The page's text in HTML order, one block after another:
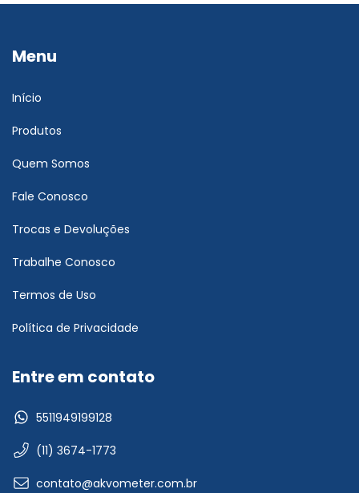
Menu
Início
Produtos
Quem Somos
Fale Conosco
Trocas e Devoluções
Trabalhe Conosco
Termos de Uso
Política de Privacidade
Entre em contato
5511949199128
(11) 3674-1773
contato@akvometer.com.br